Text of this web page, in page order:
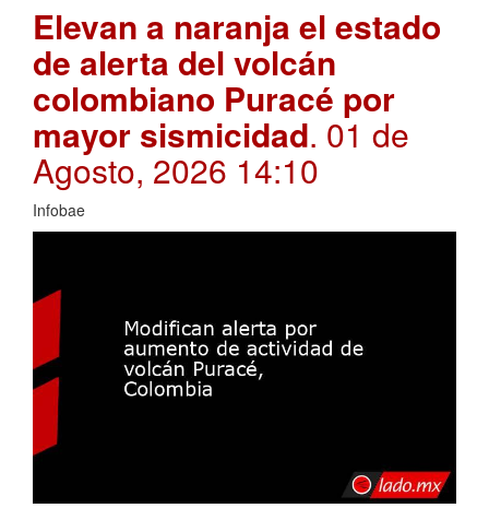
Elevan a naranja el estado
de alerta del volcán
colombiano Puracé por
mayor sismicidad. 01 de
Agosto, 2026 14:10
Infobae